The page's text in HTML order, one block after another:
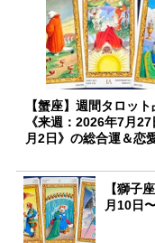
【蟹座】週間タロッ
《来週：2026年7月
月2日》の総合運＆恋
【獅子
月10日